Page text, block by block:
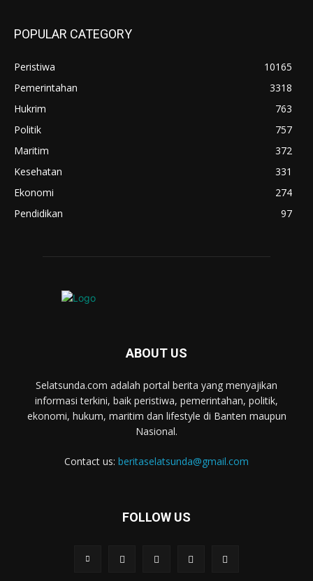
POPULAR CATEGORY
Peristiwa
10165
Pemerintahan
3318
Hukrim
763
Politik
757
Maritim
372
Kesehatan
331
Ekonomi
274
Pendidikan
97
ABOUT US
Selatsunda.com adalah portal berita yang menyajikan
informasi terkini, baik peristiwa, pemerintahan, politik,
ekonomi, hukum, maritim dan lifestyle di Banten maupun
Nasional.
Contact us: beritaselatsunda@gmail.com
FOLLOW US